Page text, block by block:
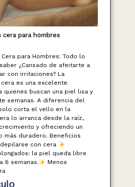
cera para hombres
para Hombres: Todo lo
¿Cansado de afeitarte a
con irritaciones? La
es una excelente
quienes buscan una piel lisa y
semanas. A diferencia del
corta el vello en la
lo arranca desde la raíz,
y ofreciendo un
más duradero. Beneficios
con cera
la piel queda libre
6 semanas.
Menos